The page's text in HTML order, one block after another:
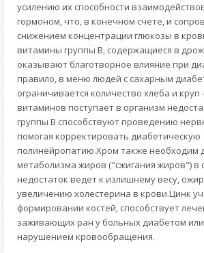
усилению их способности
гормоном, что, в конечном счете, и
снижением концентрации глюкозы в
витамины группы В, содержащиеся в
оказывают благотворное влияние при
правило, в меню людей с сахарным
ограничивается количество хлеба и
витаминов поступает в организм
группы В способствуют проведению
помогая корректировать диабетическую
полинейропатию.Хром также необходим
метаболизма жиров ("сжигания жиров") в
недостаток ведет к излишнему весу,
увеличению холестерина в крови.Цинк
формировании костей, способствует
заживающих ран у больных диабетом
нарушением кровообращения.